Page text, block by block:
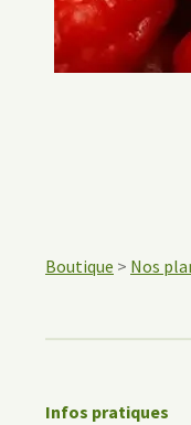
Boutique > Nos
Infos pratiques